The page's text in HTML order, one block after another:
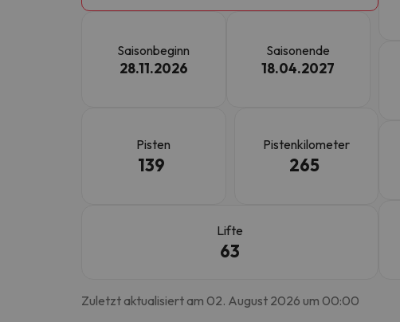
Saisonbeginn
28.11.2026
Saisonende
18.04.2027
Pisten
139
Pistenkilometer
265
Lifte
63
Zuletzt aktualisiert am 02. August 2026 um 00:00